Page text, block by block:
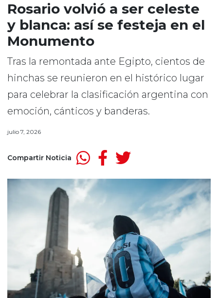
Rosario volvió a ser celeste
y blanca: así se festeja en el
Monumento
Tras la remontada ante Egipto, cientos de
hinchas se reunieron en el histórico lugar
para celebrar la clasificación argentina con
emoción, cánticos y banderas.
julio 7, 2026
Compartir Noticia